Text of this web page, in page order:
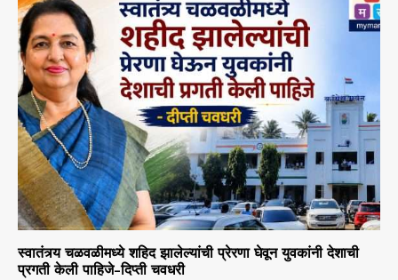
स्वातंत्र्य चळवळीमध्ये शहिद झालेल्यांची प्रेरणा घेवून युवकांनी देशाची
प्रगती केली पाहिजे-दिप्ती चवधरी